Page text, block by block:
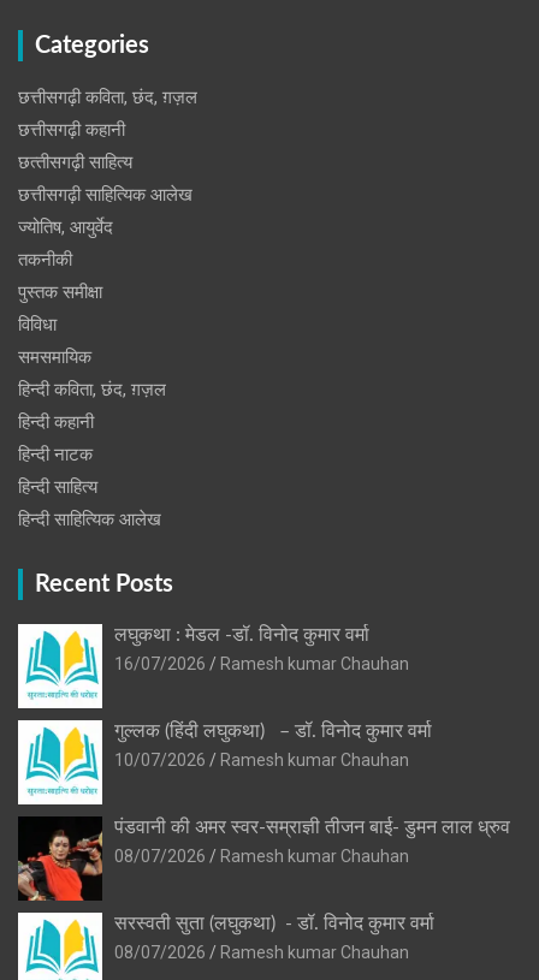
Categories
छत्तीसगढ़ी कविता, छंद, ग़ज़ल
छत्तीसगढ़ी कहानी
छत्‍तीसगढ़ी साहित्‍य
छत्तीसगढ़ी साहित्यिक आलेख
ज्योतिष, आयुर्वेद
तकनीकी
पुस्‍तक समीक्षा
विविधा
समसमायिक
हिन्दी कविता, छंद, ग़ज़ल
हिन्दी कहानी
हिन्‍दी नाटक
हिन्दी साहित्य
हिन्दी साहित्यिक आलेख
Recent Posts
लघुकथा : मेडल -डॉ. विनोद कुमार वर्मा
16/07/2026
Ramesh kumar Chauhan
गुल्लक (हिंदी लघुकथा) – डॉ. विनोद कुमार वर्मा
10/07/2026
Ramesh kumar Chauhan
पंडवानी की अमर स्वर-सम्राज्ञी तीजन बाई- डुमन लाल ध्रुव
08/07/2026
Ramesh kumar Chauhan
सरस्वती सुता (लघुकथा) ​- डॉ. विनोद कुमार वर्मा
08/07/2026
Ramesh kumar Chauhan